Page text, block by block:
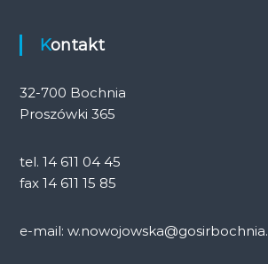
Kontakt
32-700 Bochnia
Proszówki 365
tel. 14 611 04 45
fax 14 611 15 85
e-mail: